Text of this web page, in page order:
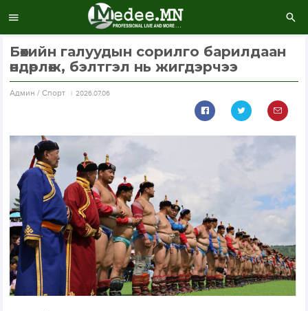
Бөхийн галуудын сорилго барилдаан
өндөрлөж, бэлтгэл нь жигдэрчээ
Aдмин / Спорт 2026.07.06